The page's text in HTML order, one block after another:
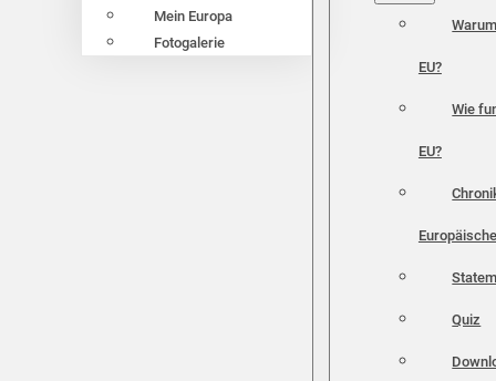
Mein Europa
Fotogalerie
EU?
Wie
EU?
Quiz